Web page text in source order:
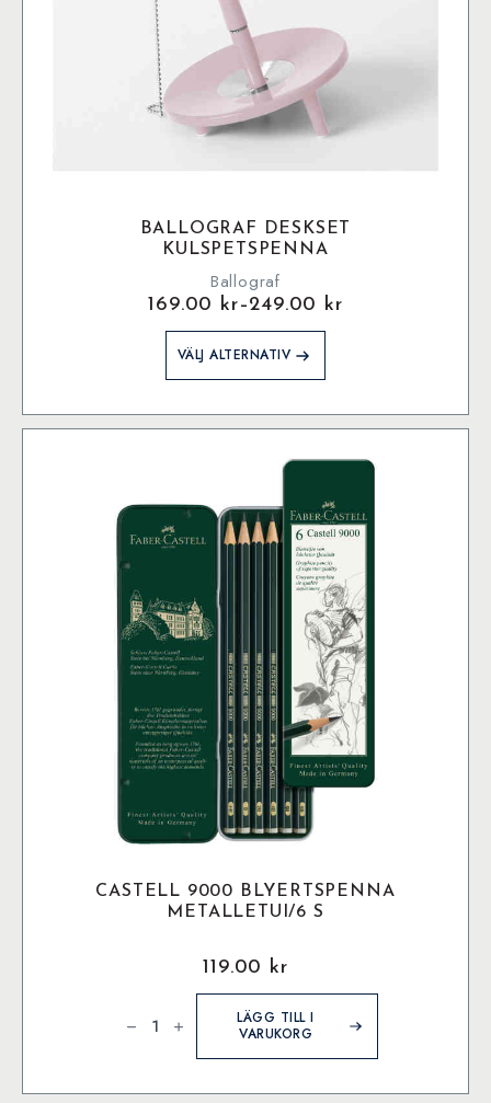
BALLOGRAF DESKSET
KULSPETSPENNA
Ballograf
169.00 kr–249.00 kr
Prisintervall:
169.00 kr
till
249.00 kr
VÄLJ ALTERNATIV
Den
här
har
olika
alternativen
på
produktsidan
CASTELL 9000 BLYERTSPENNA
METALLETUI/6 S
119.00 kr
9000
Blyertspenna
LÄGG TILL I
VARUKORG